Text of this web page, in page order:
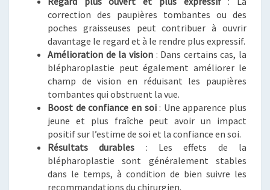
correction des paupières tombantes ou des
poches graisseuses peut contribuer à ouvrir
davantage le regard et à le rendre plus expressif.
Amélioration de la vision: Dans certains cas, la
blépharoplastie peut également améliorer le
champ de vision en réduisant les paupières
tombantes qui obstruent la vue.
Boost de confiance en soi: Une apparence plus
jeune et plus fraîche peut avoir un impact
positif sur l’estime de soi et la confiance en soi.
Résultats durables : Les effets de la
blépharoplastie sont généralement stables
dans le temps, à condition de bien suivre les
recommandations du chirurgien.